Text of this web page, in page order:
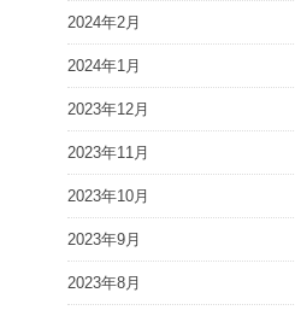
2024年2月
2024年1月
2023年12月
2023年11月
2023年10月
2023年9月
2023年8月